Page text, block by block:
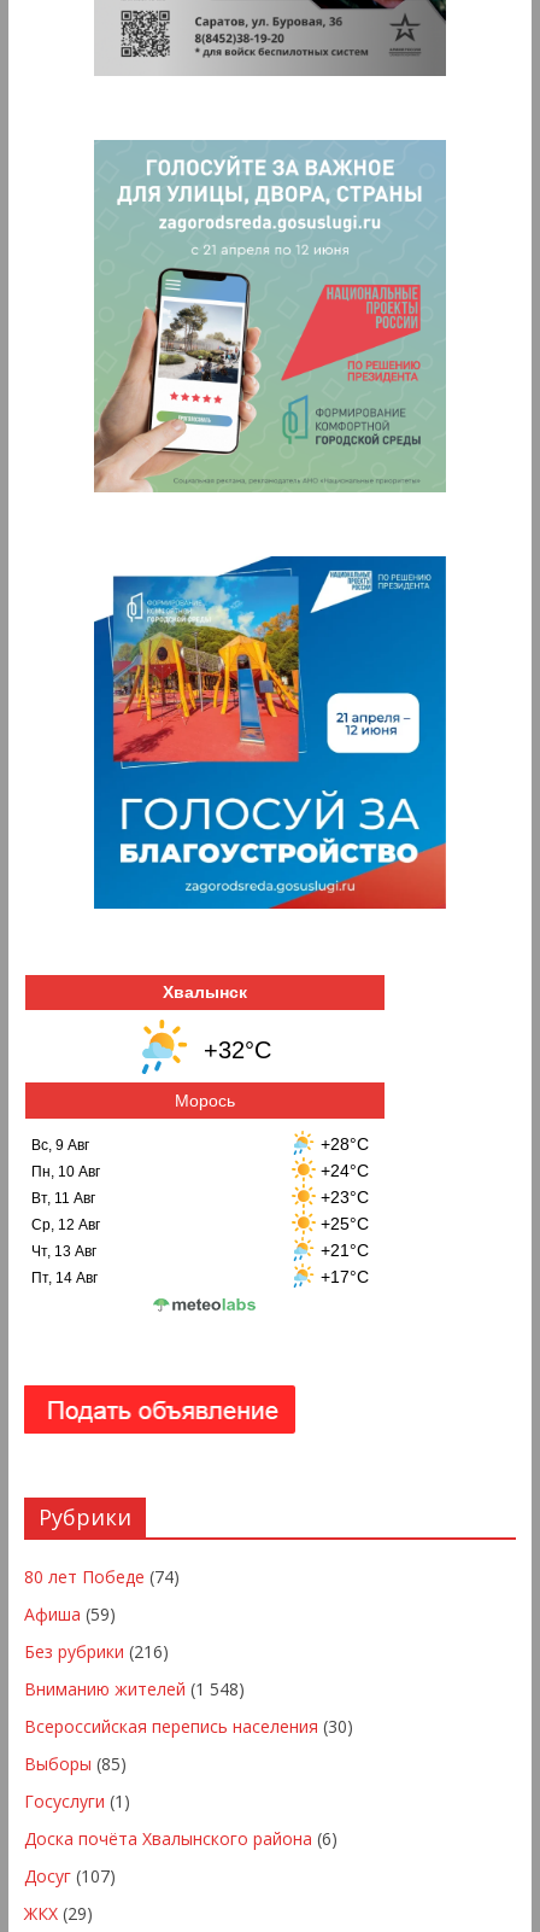
Хвалынск
+32°C
Морось
Вс, 9 Авг +28°C
Пн, 10 Авг +24°C
Вт, 11 Авг +23°C
Ср, 12 Авг +25°C
Чт, 13 Авг +21°C
Пт, 14 Авг +17°C
Рубрики
80 лет Победе (74)
Афиша (59)
Без рубрики (216)
Вниманию жителей (1 548)
Всероссийская перепись населения (30)
Выборы (85)
Госуслуги (1)
Доска почёта Хвалынского района (6)
Досуг(107)
ЖКХ(29)